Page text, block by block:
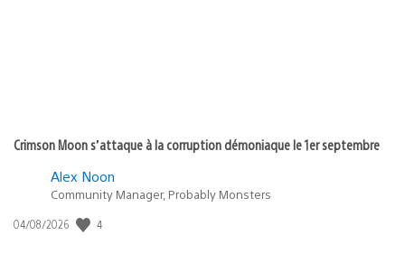
Crimson Moon s’attaque à la corruption démoniaque le 1er septembre
Alex Noon
Community Manager, Probably Monsters
Date
04/08/2026 4